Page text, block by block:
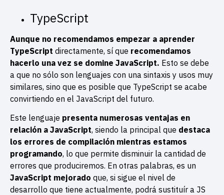
TypeScript
Aunque no recomendamos empezar a aprender
TypeScript directamente, sí que recomendamos
hacerlo una vez se domine JavaScript. Esto se debe
a que no sólo son lenguajes con una sintaxis y usos muy
similares, sino que es posible que TypeScript se acabe
convirtiendo en el JavaScript del futuro.
Este lenguaje presenta numerosas ventajas en
relación a JavaScript, siendo la principal que destaca
los errores de compilación mientras estamos
programando, lo que permite disminuir la cantidad de
errores que produciremos. En otras palabras, es un
JavaScript mejorado que, si sigue el nivel de
desarrollo que tiene actualmente, podrá sustituír a JS